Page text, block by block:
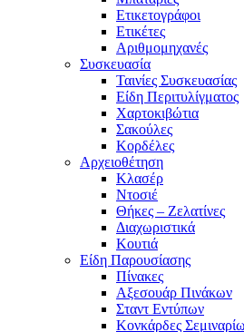
Ετικετογράφοι
Ετικέτες
Αριθμομηχανές
Συσκευασία
Ταινίες Συσκευασίας
Είδη Περιτυλίγματος
Χαρτοκιβώτια
Σακούλες
Κορδέλες
Αρχειοθέτηση
Κλασέρ
Ντοσιέ
Θήκες – Ζελατίνες
Διαχωριστικά
Κουτιά
Είδη Παρουσίασης
Πίνακες
Αξεσουάρ Πινάκων
Σταντ Εντύπων
Κονκάρδες